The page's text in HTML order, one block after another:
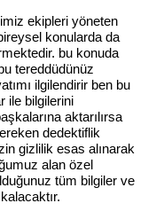
ekipleri yöneten
konularda da
bu konuda
tereddüdünüz
ilgilendirir ben bu
ile bilgilerini
aktarılırsa
dedektiflik
gizlilik esas alınarak
alan özel
tüm bilgiler ve